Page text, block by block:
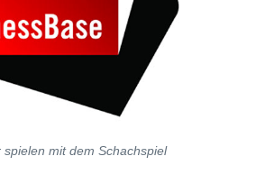
spielen mit dem Schachspiel